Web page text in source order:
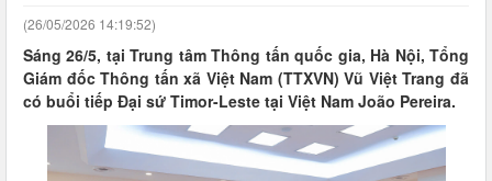
(26/05/2026 14:19:52)
Sáng 26/5, tại Trung tâm Thông tấn quốc gia, Hà Nội, Tổng
Giám đốc Thông tấn xã Việt Nam (TTXVN) Vũ Việt Trang đã
có buổi tiếp Đại sứ Timor-Leste tại Việt Nam João Pereira.